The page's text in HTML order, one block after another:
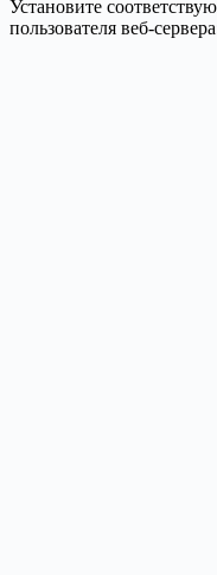
Установите
пользователя веб-